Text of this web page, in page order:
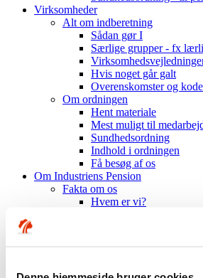
Virksomheder
Alt om indberetning
Sådan gør I
Særlige grupper - fx
Hvis noget går galt
Overenskomster og
Om ordningen
Hent materiale
Mest muligt til
Sundhedsordning
Indhold i ordningen
Få besøg af os
Om Industriens Pension
Fakta om os
Hvem er vi?